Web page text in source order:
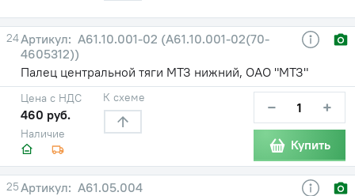
24
А61.10.001-02 (А61.10.001-02(70-
4605312))
Палец центральной тяги МТЗ нижний, ОАО "МТЗ"
Наличие
Цена с НДС
460 руб.
К схеме − +
Купить
25
А61.05.004